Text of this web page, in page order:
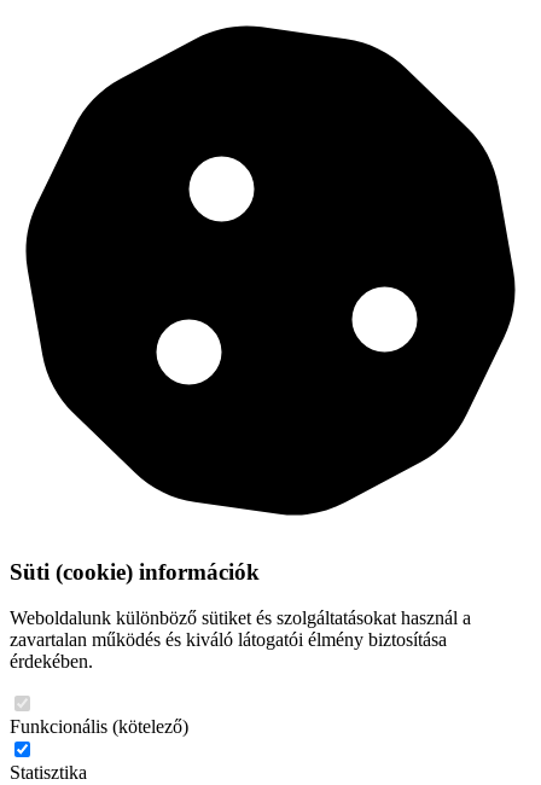
Süti (cookie) információk
Weboldalunk különböző sütiket és szolgáltatásokat használ a
zavartalan működés és kiváló látogatói élmény biztosítása
érdekében.
Funkcionális (kötelező)
Statisztika